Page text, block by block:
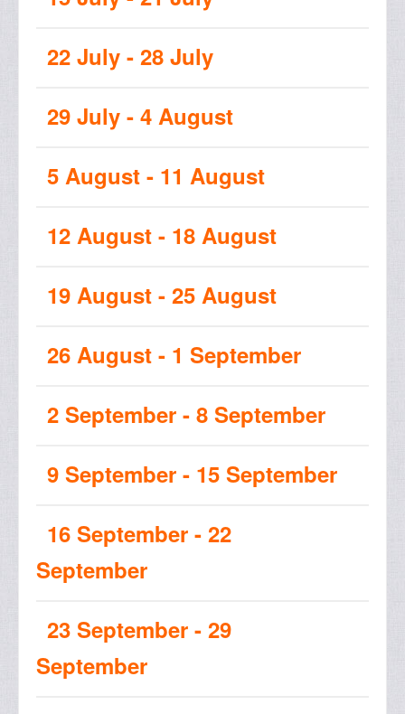
22 July - 28 July
29 July - 4 August
5 August - 11 August
12 August - 18 August
19 August - 25 August
26 August - 1 September
2 September - 8 September
9 September - 15 September
16 September - 22
September
23 September - 29
September